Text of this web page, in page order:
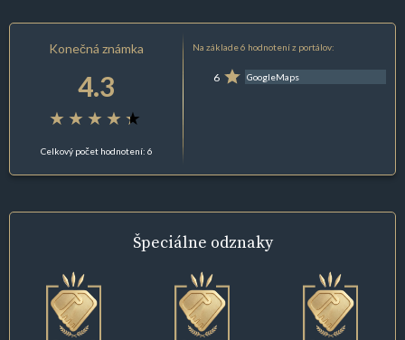
Konečná známka
4.3
Celkový počet hodnotení: 6
Na základe 6 hodnotení z portálov:
6 GoogleMaps
Špeciálne odznaky